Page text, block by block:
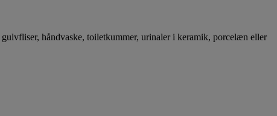
håndvaske, toiletkummer, urinaler i keramik, porcelæn eller